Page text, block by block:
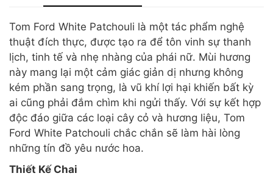
Tom Ford White Patchouli là một tác phẩm nghệ
thuật đích thực, được tạo ra để tôn vinh sự thanh
lịch, tinh tế và nhẹ nhàng của phái nữ. Mùi hương
này mang lại một cảm giác giản dị nhưng không
kém phần sang trọng, là vũ khí lợi hại khiến bất kỳ
ai cũng phải đắm chìm khi ngửi thấy. Với sự kết hợp
độc đáo giữa các loại cây cỏ và hương liệu, Tom
Ford White Patchouli chắc chắn sẽ làm hài lòng
những tín đồ yêu nước hoa.
Thiết Kế Chai